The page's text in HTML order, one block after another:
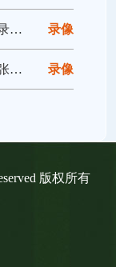
录像
录像
版权所有